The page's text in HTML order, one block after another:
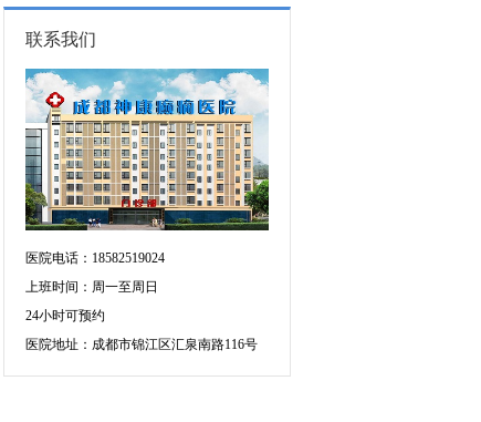
联系我们
医院电话：18582519024
上班时间：周一至周日
24小时可预约
医院地址：成都市锦江区汇泉南路116号